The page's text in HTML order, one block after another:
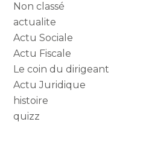
Non classé
actualite
Actu Sociale
Actu Fiscale
Le coin du dirigeant
Actu Juridique
histoire
quizz